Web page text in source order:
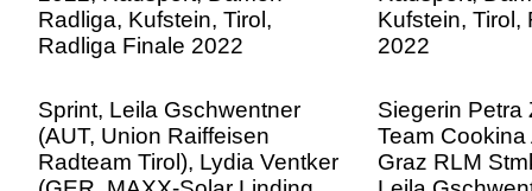
Sprint, Leila Gschwentner
(AUT, Union Raiffeisen
Radteam Tirol), Lydia Ventker
Siegerin Petra
Team
Graz RLM